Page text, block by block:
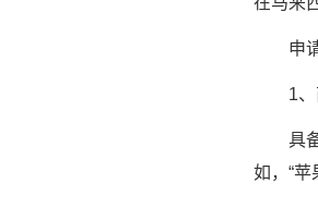
申请
1、
具备
如，“苹